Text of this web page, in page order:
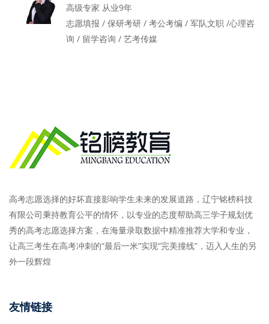
高级专家 从业9年
志愿填报 / 保研考研 / 考公考编 / 军队文职 /心理咨
询 / 留学咨询 / 艺考传媒
高考志愿选择的好坏直接影响学生未来的发展道路，辽宁铭榜科技
有限公司秉持教育公平的情怀，以专业的态度帮助高三学子规划优
秀的高考志愿选择方案，在海量录取数据中精准推荐大学和专业，
让高三考生在高考冲刺的“最后一米”实现“完美撞线”，迈入人生的另
外一段辉煌
友情链接